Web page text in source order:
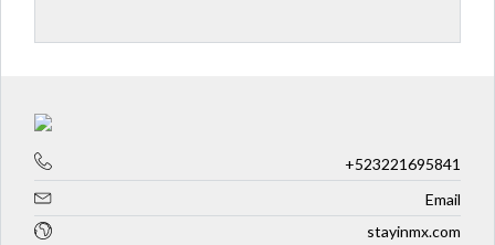
+523221695841
Email
stayinmx.com